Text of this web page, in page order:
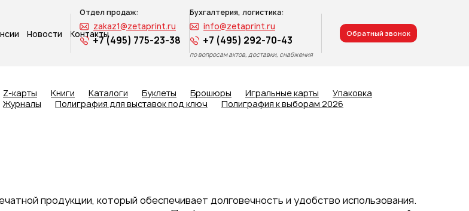
Новости Контакты
Отдел продаж:
zakaz1@zetaprint.ru
+7 (495) 775-23-38
Бухгалтерия, логистика:
info@zetaprint.ru
+7 (495) 292-70-43
по вопросам актов, доставки, снабжения
Обратный звонок
Z-карты Книги Каталоги Буклеты Брошюры Игральные карты
Упаковка
Журналы
Полиграфия для выставок под ключ Полиграфия к выборам 2026
продукции, который обеспечивает долговечность и удобство использования.